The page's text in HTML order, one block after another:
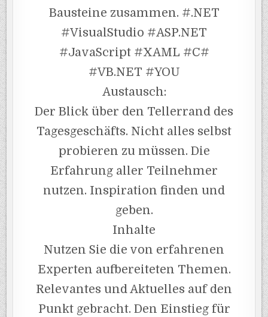
Bausteine zusammen. #.NET
#VisualStudio #ASP.NET
#JavaScript #XAML #C#
#VB.NET #YOU
Austausch:
Der Blick über den Tellerrand des
Tagesgeschäfts. Nicht alles selbst
probieren zu müssen. Die
Erfahrung aller Teilnehmer
nutzen. Inspiration finden und
geben.
Inhalte
Nutzen Sie die von erfahrenen
Experten aufbereiteten Themen.
Relevantes und Aktuelles auf den
Punkt gebracht. Den Einstieg für